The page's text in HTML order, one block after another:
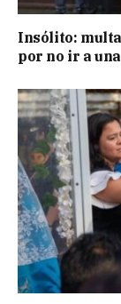
Insólito:
por no ir a